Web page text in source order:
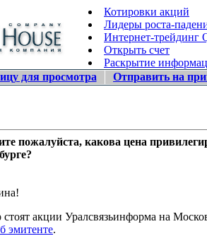
Котировки акций
Лидеры роста-
Интернет-трейдинг
Открыть счет
Раскрытие
для просмотра Отправить на
пожалуйста, какова цена
стоят акции Уралсвязьинформа на
эмитенте.